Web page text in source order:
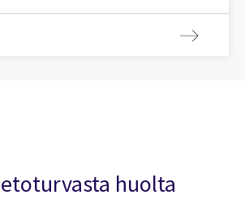
huolta